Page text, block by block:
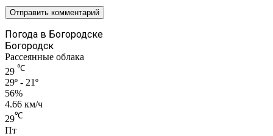
Погода в Богородске
Богородск
Рассеянные облака
29 ℃
29º - 21º
56%
4.66 км/ч
29℃
Пт